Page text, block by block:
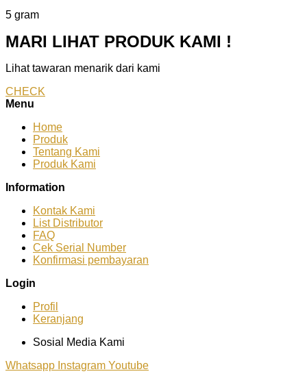
5 gram
MARI LIHAT PRODUK KAMI !
Lihat tawaran menarik dari kami
CHECK
Menu
Home
Produk
Tentang Kami
Produk Kami
Information
Kontak Kami
List Distributor
FAQ
Cek Serial Number
Konfirmasi pembayaran
Login
Profil
Keranjang
Sosial Media Kami
Whatsapp Instagram Youtube